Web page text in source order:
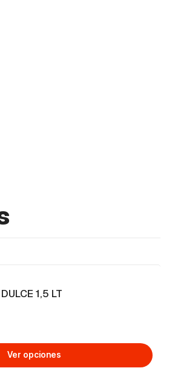
1,5 LT
Ver opciones